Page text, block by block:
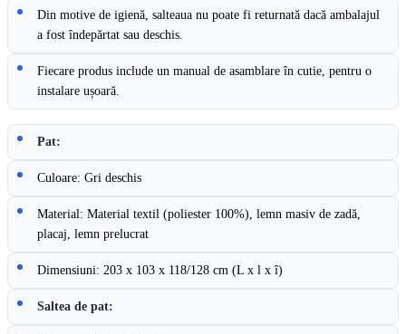
Din motive de igienă, salteaua nu poate fi returnată dacă ambalajul
a fost îndepărtat sau deschis.
Fiecare produs include un manual de asamblare în cutie, pentru o
instalare ușoară.
Pat:
Culoare: Gri deschis
Material: Material textil (poliester 100%), lemn masiv de zadă,
placaj, lemn prelucrat
Dimensiuni: 203 x 103 x 118/128 cm (L x l x î)
Saltea de pat: